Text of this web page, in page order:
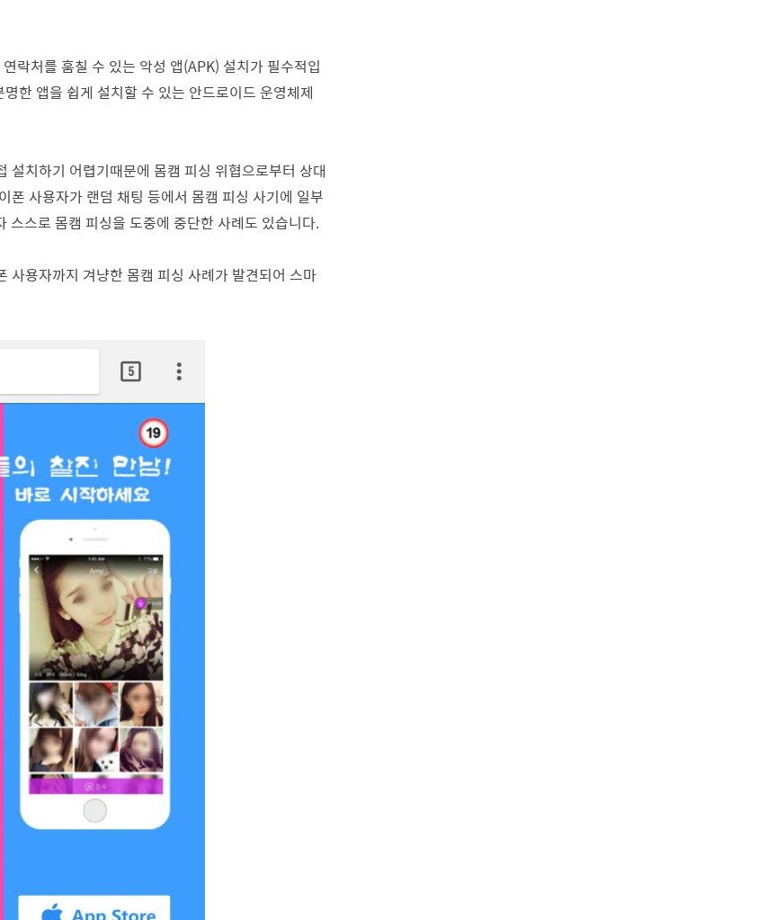
락처를 훔칠 수 있는 악성 앱(APK) 설치가 필수적입
한 앱을 쉽게 설치할 수 있는 안드로이드 운영체제
치하기 어렵기때문에 몸캠 피싱 위협으로부터 상대
폰 사용자가 랜덤 채팅 등에서 몸캠 피싱 사기에 일부
스로 몸캠 피싱을 도중에 중단한 사례도 있습니다.
사용자까지 겨냥한 몸캠 피싱 사례가 발견되어 스마